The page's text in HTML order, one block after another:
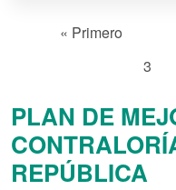
Paginación
Primera página
« Primero
3
PLAN DE
REPÚBLICA